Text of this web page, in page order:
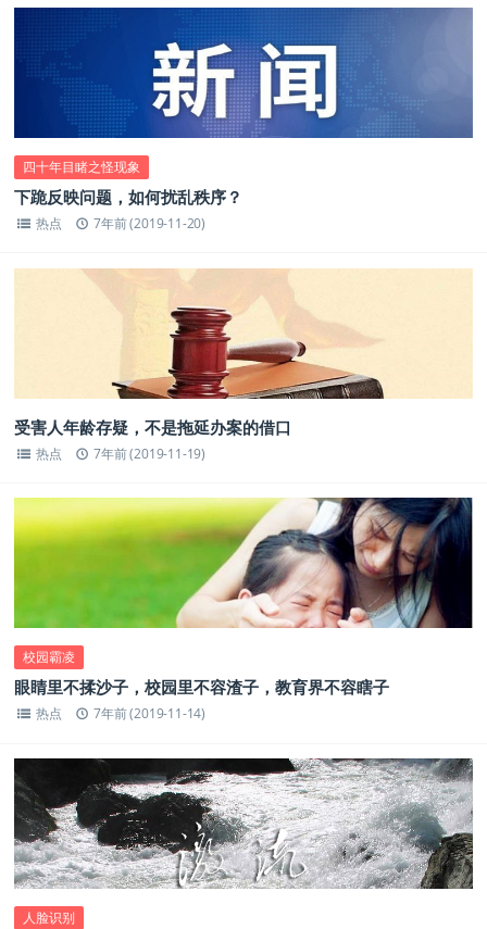
四十年目睹之怪现象
下跪反映问题，如何扰乱秩序？
热点 7年前 (2019-11-20)
受害人年龄存疑，不是拖延办案的借口
热点 7年前 (2019-11-19)
校园霸凌
眼睛里不揉沙子，校园里不容渣子，教育界不容瞎子
热点 7年前 (2019-11-14)
人脸识别